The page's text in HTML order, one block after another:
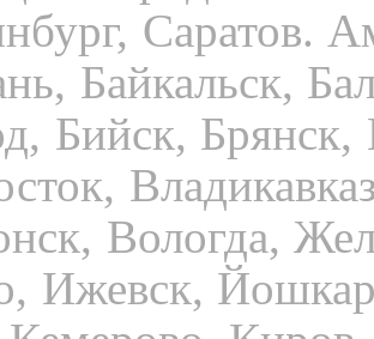
Саратов.
Байкальск,
Бийск,
Вологда,
Ижевск,